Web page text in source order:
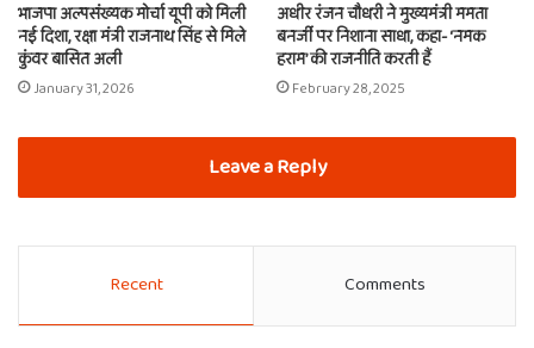
भाजपा अल्पसंख्यक मोर्चा यूपी को मिली
नई दिशा, रक्षा मंत्री राजनाथ सिंह से मिले
कुंवर बासित अली
January 31, 2026
अधीर रंजन चौधरी ने मुख्यमंत्री ममता
बनर्जी पर निशाना साधा, कहा- ‘नमक
हराम’ की राजनीति करती हैं
February 28, 2025
Leave a Reply
Recent Comments